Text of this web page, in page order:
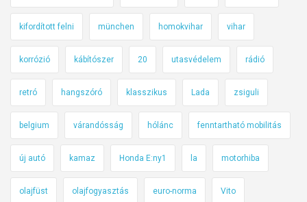
kifordított felni münchen homokvihar vihar
korrózió kábítószer 20 utasvédelem rádió
retró hangszóró klasszikus Lada zsiguli
belgium várandósság hólánc fenntartható mobilitás
új autó kamaz Honda E:ny1 la motorhiba
olajfüst olajfogyasztás euro-norma Vito